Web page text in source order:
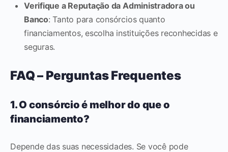
Verifique a Reputação da Administradora ou
Banco: Tanto para consórcios quanto
financiamentos, escolha instituições reconhecidas e
seguras.
FAQ – Perguntas Frequentes
1. O consórcio é melhor do que o
financiamento?
Depende das suas necessidades. Se você pode